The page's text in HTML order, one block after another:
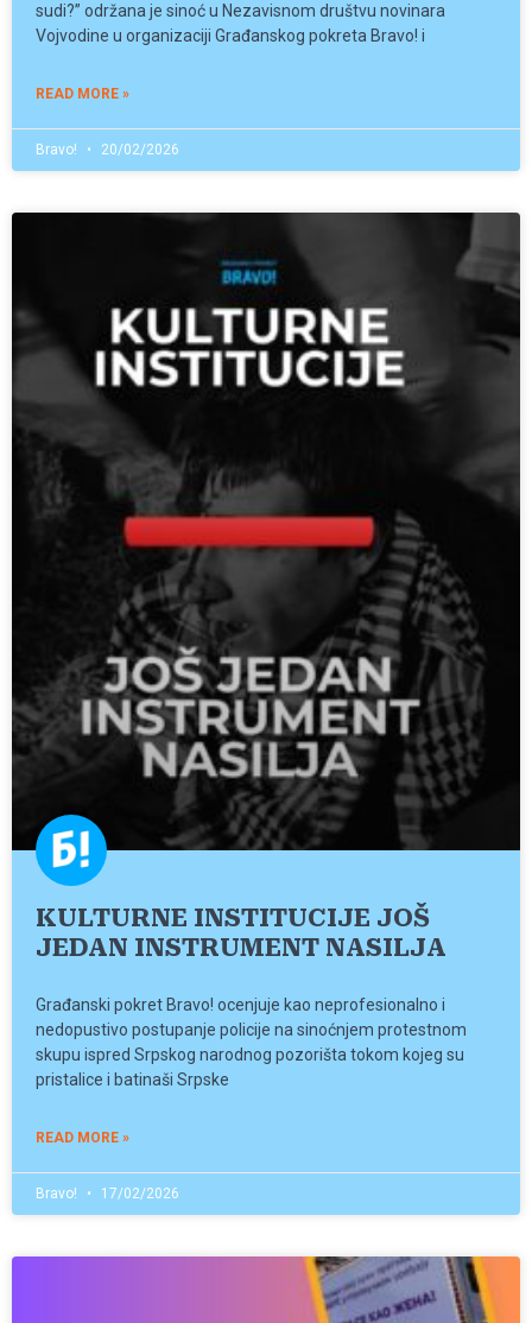
sudi?” održana je sinoć u Nezavisnom društvu novinara
Vojvodine u organizaciji Građanskog pokreta Bravo! i
READ MORE »
Bravo! 20/02/2026
KULTURNE INSTITUCIJE JOŠ
JEDAN INSTRUMENT NASILJA
Građanski pokret Bravo! ocenjuje kao neprofesionalno i
nedopustivo postupanje policije na sinoćnjem protestnom
skupu ispred Srpskog narodnog pozorišta tokom kojeg su
pristalice i batinaši Srpske
READ MORE »
Bravo! 17/02/2026